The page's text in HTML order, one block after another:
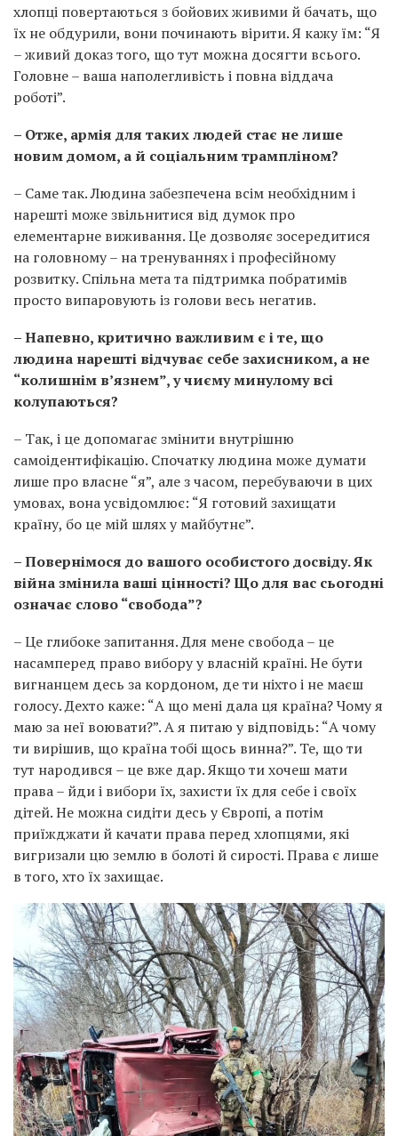
хлопці повертаються з бойових живими й бачать, що
їх не обдурили, вони починають вірити. Я кажу їм: “Я
– живий доказ того, що тут можна досягти всього.
Головне – ваша наполегливість і повна віддача
роботі”.
– Отже, армія для таких людей стає не лише
новим домом, а й соціальним трампліном?
– Саме так. Людина забезпечена всім необхідним і
нарешті може звільнитися від думок про
елементарне виживання. Це дозволяє зосередитися
на головному – на тренуваннях і професійному
розвитку. Спільна мета та підтримка побратимів
просто випаровують із голови весь негатив.
– Напевно, критично важливим є і те, що
людина нарешті відчуває себе захисником, а не
“колишнім в’язнем”, у чиєму минулому всі
колупаються?
– Так, і це допомагає змінити внутрішню
самоідентифікацію. Спочатку людина може думати
лише про власне “я”, але з часом, перебуваючи в цих
умовах, вона усвідомлює: “Я готовий захищати
країну, бо це мій шлях у майбутнє”.
– Повернімося до вашого особистого досвіду. Як
війна змінила ваші цінності? Що для вас сьогодні
означає слово “свобода”?
– Це глибоке запитання. Для мене свобода – це
насамперед право вибору у власній країні. Не бути
вигнанцем десь за кордоном, де ти ніхто і не маєш
голосу. Дехто каже: “А що мені дала ця країна? Чому я
маю за неї воювати?”. А я питаю у відповідь: “А чому
ти вирішив, що країна тобі щось винна?”. Те, що ти
тут народився – це вже дар. Якщо ти хочеш мати
права – йди і вибори їх, захисти їх для себе і своїх
дітей. Не можна сидіти десь у Європі, а потім
приїжджати й качати права перед хлопцями, які
вигризали цю землю в болоті й сирості. Права є лише
в того, хто їх захищає.